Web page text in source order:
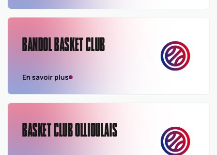
BANDOL BASKET CLUB
En savoir plus
BASKET CLUB OLLIOULAIS